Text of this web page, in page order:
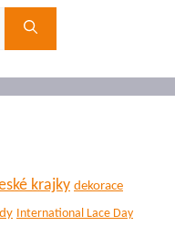
krajky dekorace
International Lace Day